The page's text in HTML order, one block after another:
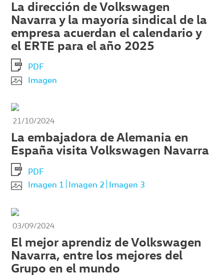
La dirección de Volkswagen
Navarra y la mayoría sindical de la
empresa acuerdan el calendario y
el ERTE para el año 2025
PDF
Imagen
21/10/2024
La embajadora de Alemania en
España visita Volkswagen Navarra
PDF
Imagen 1
Imagen 2 Imagen 3
03/09/2024
El mejor aprendiz de Volkswagen
Navarra, entre los mejores del
Grupo en el mundo